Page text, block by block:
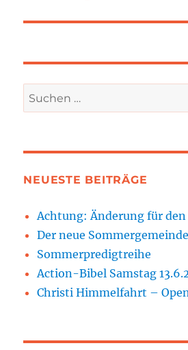
Suchen
nach:
NEUESTE BEITRÄGE
Achtung: Änderung für den
Der neue
Sommerpredigtreihe
Action-Bibel Samstag
Christi Himmelfahrt –